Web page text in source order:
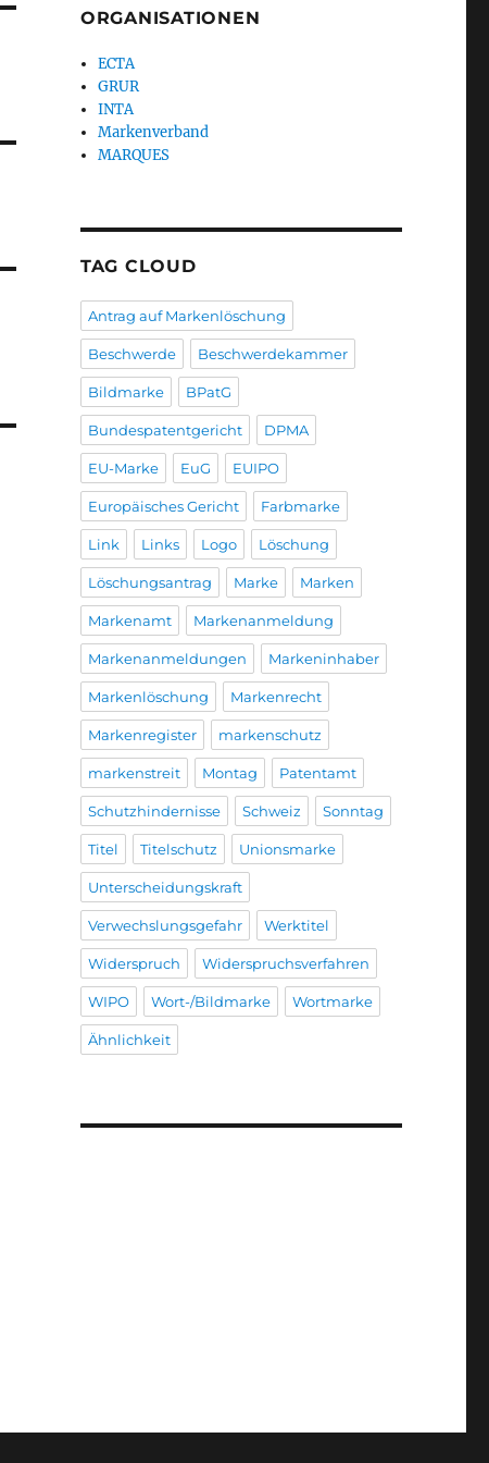
ORGANISATIONEN
ECTA
GRUR
INTA
Markenverband
MARQUES
TAG CLOUD
Antrag auf Markenlöschung
Beschwerde Beschwerdekammer
Bildmarke BPatG
Bundespatentgericht DPMA
EU-Marke EuG EUIPO
Europäisches Gericht Farbmarke
Link Links Logo Löschung
Löschungsantrag Marke Marken
Markenamt Markenanmeldung
Markenanmeldungen Markeninhaber
Markenlöschung Markenrecht
Markenregister markenschutz
markenstreit Montag Patentamt
Schutzhindernisse Schweiz Sonntag
Titel Titelschutz Unionsmarke
Unterscheidungskraft
Verwechslungsgefahr Werktitel
Widerspruch Widerspruchsverfahren
WIPO Wort-/Bildmarke Wortmarke
Ähnlichkeit